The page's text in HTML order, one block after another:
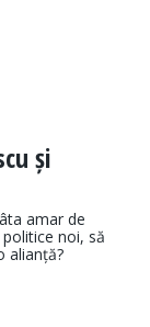
și
amar de
noi, să
alianță?